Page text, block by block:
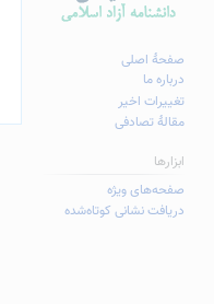
صفحهٔ اصلی
درباره ما
تغییرات اخیر
مقالهٔ تصادفی
ابزارها
صفحه‌های ویژه
دریافت نشانی کوتاه‌شده